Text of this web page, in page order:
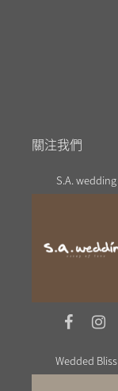
關注我們
S.A. wedding
Wedded Bliss